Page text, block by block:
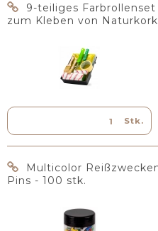
9-teiliges
zum Kleben von
Stk.
Multicolor
Pins - 100 stk.